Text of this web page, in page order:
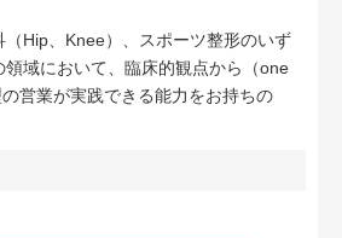
Hip、Knee）、スポーツ整形のいず
域において、臨床的観点から（one
営業が実践できる能力をお持ちの